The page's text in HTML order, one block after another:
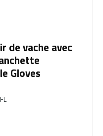
de vache avec
Gloves